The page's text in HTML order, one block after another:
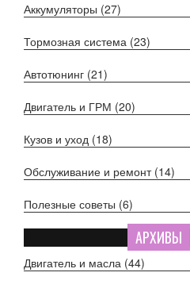
Аккумуляторы (27)
Тормозная система (23)
Автотюнинг (21)
Двигатель и ГРМ (20)
Кузов и уход (18)
Обслуживание и ремонт (14)
Полезные советы (6)
АРХИВЫ
Двигатель и масла (44)